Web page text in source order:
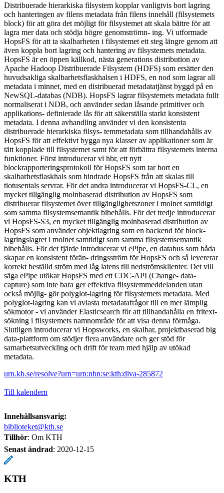
Distribuerade hierarkiska filsystem kopplar vanligtvis bort lagring
och hanteringen av filens metadata från filens innehåll (filsystemets
block) för att göra det möjligt för filsystemet att skala bättre för att
lagra mer data och stödja högre genomströmn- ing. Vi utformade
HopsFS för att ta skalbarheten i filsystemet ett steg längre genom att
även koppla bort lagring och hantering av filsystemets metadata.
HopsFS är en öppen källkod, nästa generations distribution av
Apache Hadoop Distribuerade Filsystem (HDFS) som ersätter den
huvudsakliga skalbarhetsflaskhalsen i HDFS, en nod som lagrar all
metadata i minnet, med en distribuerad metadatatjänst byggd på en
NewSQL-databas (NDB). HopsFS lagrar filsystemets metadata fullt
normaliserat i NDB, och använder sedan låsande primitiver och
applikations- definierade lås för att säkerställa starkt konsistent
metadata. I denna avhandling använder vi den konsistenta
distribuerade hierarkiska filsys- temmetadata som tillhandahålls av
HopsFS för att effektivt bygga nya klasser av applikationer som är
tätt kopplade till filsystemet samt för att förbättra filsystemets interna
funktioner. Först introducerar vi hbr, ett nytt
blockrapporteringsprotokoll för HopsFS som tar bort en
skalbarhetsflaskhals som hindrade HopsFS från att skalas till
tiotusentals servrar. För det andra introducerar vi HopsFS-CL, en
mycket tillgänglig molnbaserad distribution av HopsFS som
distribuerar filsystemet över tillgänglighetszoner i molnet samtidigt
som samma filsystemsemantik bibehålls. För det tredje introducerar
vi HopsFS-S3, en mycket tillgänglig molnbaserad distribution av
HopsFS som använder objektlagring som en backend för block-
lagringslagret i molnet samtidigt som samma filsystemsemantik
bibehålls. För det fjärde introducerar vi ePipe, en databus som båda
skapar en konsistent förän- dringsström för HopsFS och så levererar
korrekt beställd ström med låg latens till nedströmsklienter. Det vill
säga ePipe utökar HopsFS med ett CDC-API (Change- data-
capture) som inte bara ger effektiva filsystemmeddelanden utan
också möjlig- gör polyglot-lagring för filsystemets metadata. Med
polyglot-lagring kan vi avlasta metadatafrågor till en mer lämplig
sökmotor - vi använder Elasticsearch för att tillhandahålla en fritext-
sökning i filsystemets namnområde för att visa denna förmåga.
Slutligen introducerar vi Hopsworks, en skalbar, projektbaserad big
data-plattform om stödjer flera användare och ger stöd för
samarbetsutveckling och drift för team med hjälp av utökad
metadata.
urn.kb.se/resolve?urn=urn:nbn:se:kth:diva-285872
Till kalendern
Innehållsansvarig:
biblioteket@kth.se
Tillhör: Om KTH
Senast ändrad: 2020-12-15
KTH